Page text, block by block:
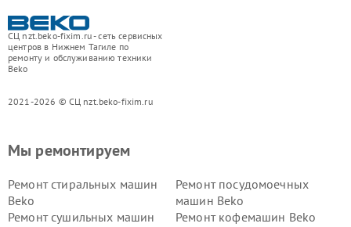
СЦ nzt.beko-fixim.ru - сеть сервисных
центров в Нижнем Тагиле по
ремонту и обслуживанию техники
Beko
2021-2026 © СЦ nzt.beko-fixim.ru
Мы ремонтируем
Ремонт стиральных машин
Beko
Ремонт посудомоечных
машин Beko
Ремонт сушильных машин
Ремонт кофемашин Beko